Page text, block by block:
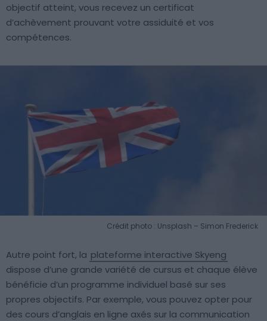
objectif atteint, vous recevez un certificat
d’achèvement prouvant votre assiduité et vos
compétences.
Crédit photo : Unsplash – Simon Frederick
Autre point fort, la plateforme interactive Skyeng
dispose d’une grande variété de cursus et chaque élève
bénéficie d’un programme individuel basé sur ses
propres objectifs. Par exemple, vous pouvez opter pour
des cours d’anglais en ligne axés sur la communication